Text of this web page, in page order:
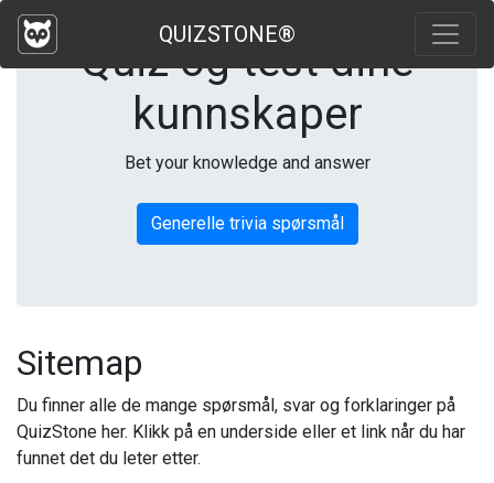
QUIZSTONE®
Quiz og test dine
kunnskaper
Bet your knowledge and answer
Generelle trivia spørsmål
Sitemap
Du finner alle de mange spørsmål, svar og forklaringer på
QuizStone her. Klikk på en underside eller et link når du har
funnet det du leter etter.